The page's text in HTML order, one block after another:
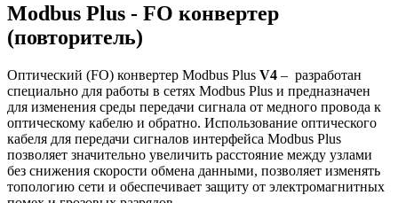
Modbus Plus - FO конвертер
(повторитель)
Оптический (FO) конвертер Modbus Plus V4 – разработан
специально для работы в сетях Modbus Plus и предназначен
для изменения среды передачи сигнала от медного провода к
оптическому кабелю и обратно. Использование оптического
кабеля для передачи сигналов интерфейса Modbus Plus
позволяет значительно увеличить расстояние между узлами
без снижения скорости обмена данными, позволяет изменять
топологию сети и обеспечивает защиту от электромагнитных